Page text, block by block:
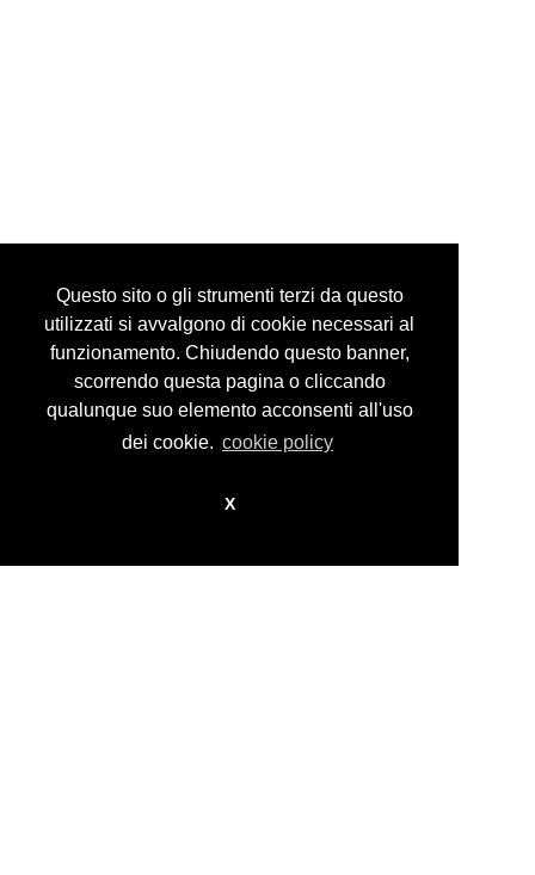
Questo sito o gli strumenti terzi da questo
utilizzati si avvalgono di cookie necessari al
funzionamento. Chiudendo questo banner,
scorrendo questa pagina o cliccando
qualunque suo elemento acconsenti all'uso
dei cookie. cookie policy
X
Privacy Policy
© guidocosta projects 2016 - 2026
design bynikita workstation web_sign